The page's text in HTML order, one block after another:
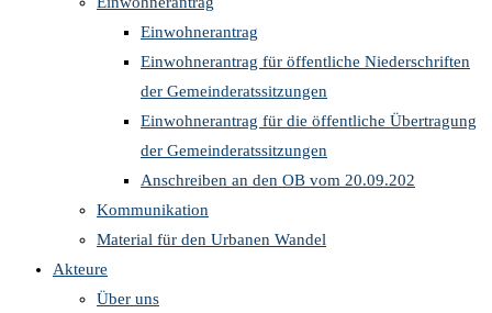
Einwohnerantrag
Einwohnerantrag für öffentliche Niederschriften
der Gemeinderatssitzungen
Einwohnerantrag für die öffentliche Übertragung
der Gemeinderatssitzungen
Anschreiben an den OB vom 20.09.202
Kommunikation
Material für den Urbanen Wandel
Akteure
Über uns